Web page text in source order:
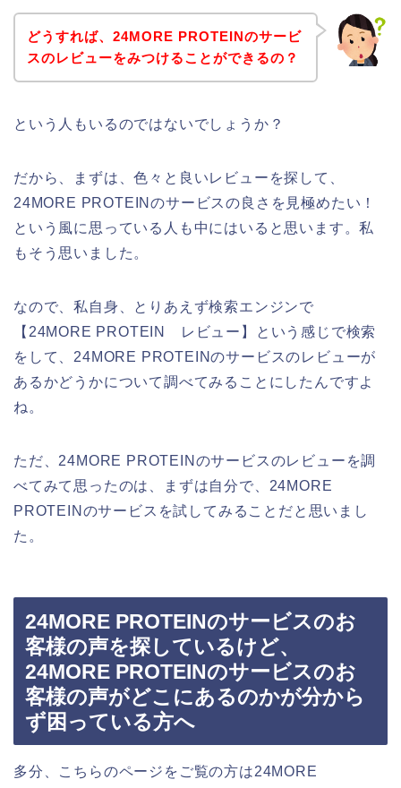
どうすれば、24MORE PROTEINのサービ
スのレビューをみつけることができるの？
という人もいるのではないでしょうか？
だから、まずは、色々と良いレビューを探して、
24MORE PROTEINのサービスの良さを見極めたい！
という風に思っている人も中にはいると思います。私
もそう思いました。
なので、私自身、とりあえず検索エンジンで
【24MORE PROTEIN レビュー】という感じで検索
をして、24MORE PROTEINのサービスのレビューが
あるかどうかについて調べてみることにしたんですよ
ね。
ただ、24MORE PROTEINのサービスのレビューを調
べてみて思ったのは、まずは自分で、24MORE
PROTEINのサービスを試してみることだと思いまし
た。
24MORE PROTEINのサービスのお
客様の声を探しているけど、
24MORE PROTEINのサービスのお
客様の声がどこにあるのかが分から
ず困っている方へ
多分、こちらのページをご覧の方は24MORE